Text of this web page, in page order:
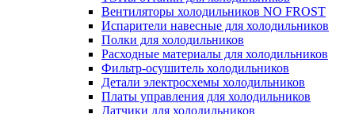
Вентиляторы холодильников NO FROST
Испарители навесные для холодильников
Полки для холодильников
Расходные материалы для холодильников
Фильтр-осушитель холодильников
Детали электросхемы холодильников
Платы управления для холодильников
Датчики для холодильников